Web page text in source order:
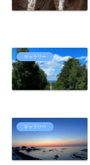
ギャラリー
ギャラリー